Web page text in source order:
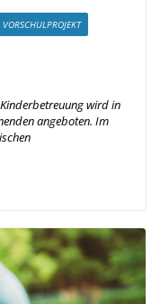
VORSCHULPROJEKT
wird in
angeboten. Im